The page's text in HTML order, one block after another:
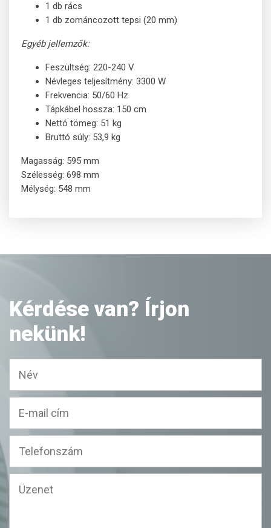
1 db rács
1 db zománcozott tepsi (20 mm)
Egyéb jellemzők:
Feszültség: 220-240 V
Névleges teljesítmény: 3300 W
Frekvencia: 50/60 Hz
Tápkábel hossza: 150 cm
Nettó tömeg: 51 kg
Bruttó súly: 53,9 kg
Magasság: 595 mm
Szélesség: 698 mm
Mélység: 548 mm
Kérdése van? Írjon
nekünk!